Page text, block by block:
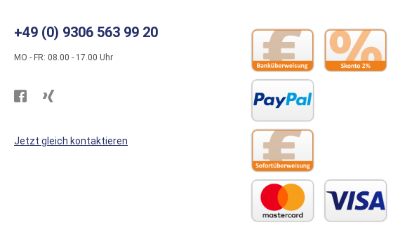
+49 (0) 9306 563 99 20
MO - FR: 08.00 - 17.00 Uhr
Besuchen
WS
WS
Jetzt gleich kontaktieren